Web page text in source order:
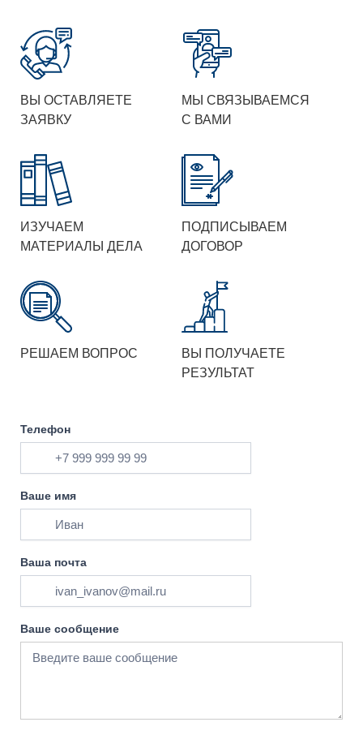
ВЫ ОСТАВЛЯЕТЕ
ЗАЯВКУ
МЫ СВЯЗЫВАЕМСЯ
С ВАМИ
ИЗУЧАЕМ
МАТЕРИАЛЫ ДЕЛА
ПОДПИСЫВАЕМ
ДОГОВОР
РЕШАЕМ ВОПРОС
ВЫ ПОЛУЧАЕТЕ
РЕЗУЛЬТАТ
Телефон
Ваше имя
Ваша почта
Ваше сообщение